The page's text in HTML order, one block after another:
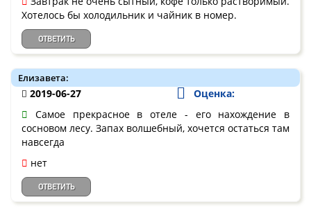
Хотелось бы холодильник и чайник в номер.
ОТВЕТИТЬ
Елизавета:
2019-06-27
Оценка:
Самое прекрасное в отеле - его нахождение в
сосновом лесу. Запах волшебный, хочется остаться там
навсегда
нет
ОТВЕТИТЬ